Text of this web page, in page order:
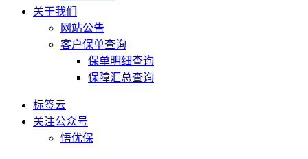
关于我们
网站公告
客户保单查询
保单明细查询
保障汇总查询
标签云
关注公众号
悟优保